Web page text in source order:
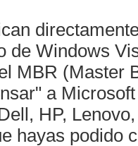
de Windows
MBR (Master
a
HP,
hayas podido